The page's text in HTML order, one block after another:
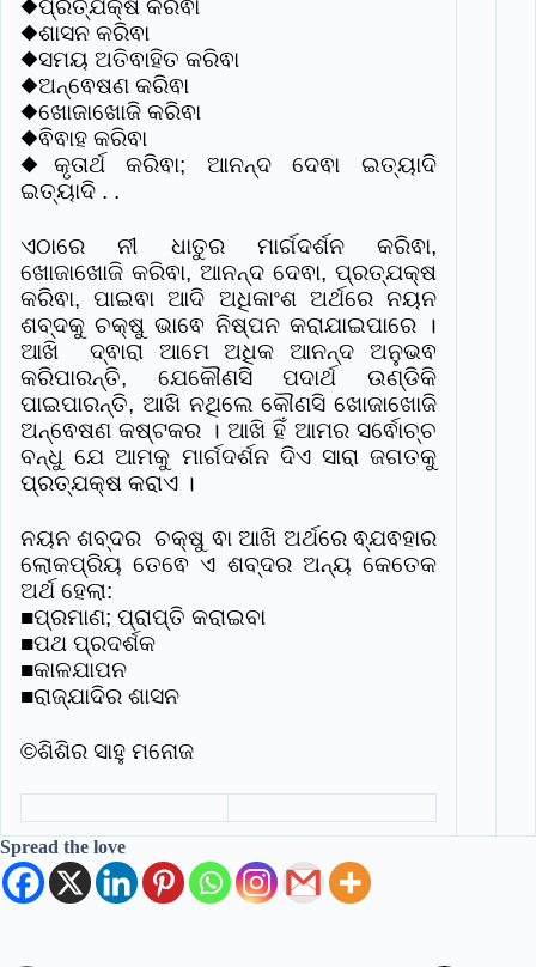
◆ପ୍ରତ୍ଯକ୍ଷ କରିଵା
◆ଶାସନ କରିଵା
◆ସମୟ ଅତିଵାହିତ କରିଵା
◆ଅନ୍ଵେଷଣ କରିଵା
◆ଖୋଜାଖୋଜି କରିଵା
◆ଵିଵାହ କରିଵା
◆କୃତାର୍ଥ କରିଵା; ଆନନ୍ଦ ଦେଵା ଇତ୍ୟାଦି
ଇତ୍ୟାଦି . .
ଏଠାରେ ନୀ ଧାତୁର ମାର୍ଗଦର୍ଶନ କରିଵା,
ଖୋଜାଖୋଜି କରିଵା, ଆନନ୍ଦ ଦେଵା, ପ୍ରତ୍ଯକ୍ଷ
କରିଵା, ପାଇଵା ଆଦି ଅଧିକାଂଶ ଅର୍ଥରେ ନୟନ
ଶବ୍ଦକୁ ଚକ୍ଷୁ ଭାଵେ ନିଷ୍ପନ କରାଯାଇପାରେ ।
ଆଖି ଦ୍ଵାରା ଆମେ ଅଧିକ ଆନନ୍ଦ ଅନୁଭଵ
କରିପାରନ୍ତି, ଯେକୌଣସି ପଦାର୍ଥ ଉଣ୍ଡିକି
ପାଇପାରନ୍ତି, ଆଖି ନଥିଲେ କୌଣସି ଖୋଜାଖୋଜି
ଅନ୍ଵେଷଣ କଷ୍ଟକର । ଆଖି ହିଁ ଆମର ସର୍ଵୋଚ୍ଚ
ବନ୍ଧୁ ଯେ ଆମକୁ ମାର୍ଗଦର୍ଶନ ଦିଏ ସାରା ଜଗତକୁ
ପ୍ରତ୍ଯକ୍ଷ କରାଏ ।
ନୟନ ଶବ୍ଦର ଚକ୍ଷୁ ଵା ଆଖି ଅର୍ଥରେ ଵ୍ଯଵହାର
ଲୋକପ୍ରିୟ ତେଵେ ଏ ଶବ୍ଦର ଅନ୍ୟ କେତେକ
ଅର୍ଥ ହେଲା:
■ପ୍ରମାଣ; ପ୍ରାପ୍ତି କରାଇବା
■ପଥ ପ୍ରଦର୍ଶକ
■କାଳଯାପନ
■ରାଜ୍ଯାଦିର ଶାସନ
©ଶିଶିର ସାହୁ ମନୋଜ
Spread the love